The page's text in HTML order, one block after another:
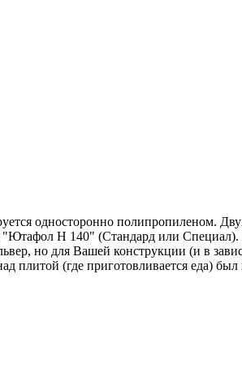
односторонно полипропиленом.
"Ютафол Н 140" (Стандард или
но для Вашей конструкции (и в
плитой (где приготовливается еда) был